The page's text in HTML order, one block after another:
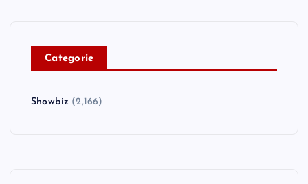
Categorie
Showbiz (2,166)